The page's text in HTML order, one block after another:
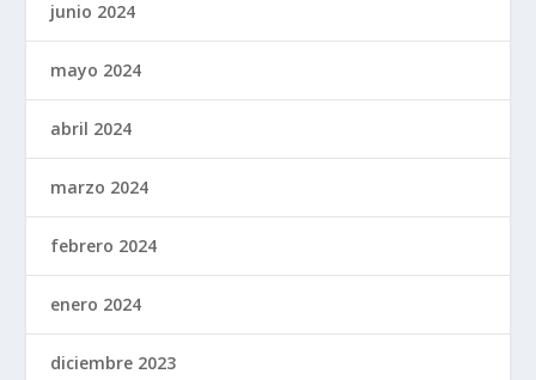
junio 2024
mayo 2024
abril 2024
marzo 2024
febrero 2024
enero 2024
diciembre 2023